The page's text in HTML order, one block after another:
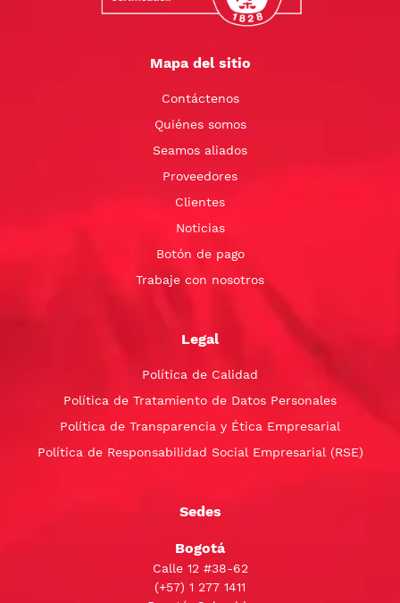
Mapa del sitio
Contáctenos
Quiénes somos
Seamos aliados
Proveedores
Clientes
Noticias
Botón de pago
Trabaje con nosotros
Legal
Política de Calidad
Política de Tratamiento de Datos Personales
Política de Transparencia y Ética Empresarial
Política de Responsabilidad Social Empresarial (RSE)
Sedes
Bogotá
Calle 12 #38-62
(+57) 1 277 1411